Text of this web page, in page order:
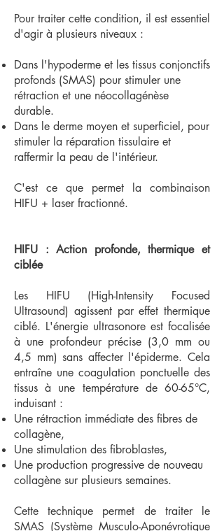
Pour traiter cette condition, il est essentiel
d'agir à plusieurs niveaux :
Dans l'hypoderme et les tissus conjonctifs
profonds (SMAS) pour stimuler une
rétraction et une néocollagénèse
durable.
Dans le derme moyen et superficiel, pour
stimuler la réparation tissulaire et
raffermir la peau de l'intérieur.
C'est ce que permet la combinaison
HIFU + laser fractionné.
HIFU : Action profonde, thermique et
ciblée
Les HIFU (High-Intensity Focused
Ultrasound) agissent par effet thermique
ciblé. L'énergie ultrasonore est focalisée
à une profondeur précise (3,0 mm ou
4,5 mm) sans affecter l'épiderme. Cela
entraîne une coagulation ponctuelle des
tissus à une température de 60-65°C,
induisant :
Une rétraction immédiate des fibres de
collagène,
Une stimulation des fibroblastes,
Une production progressive de nouveau
collagène sur plusieurs semaines.
Cette technique permet de traiter le
SMAS (Système Musculo-Aponévrotique